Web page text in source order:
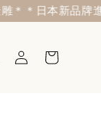
日本新品牌進駐